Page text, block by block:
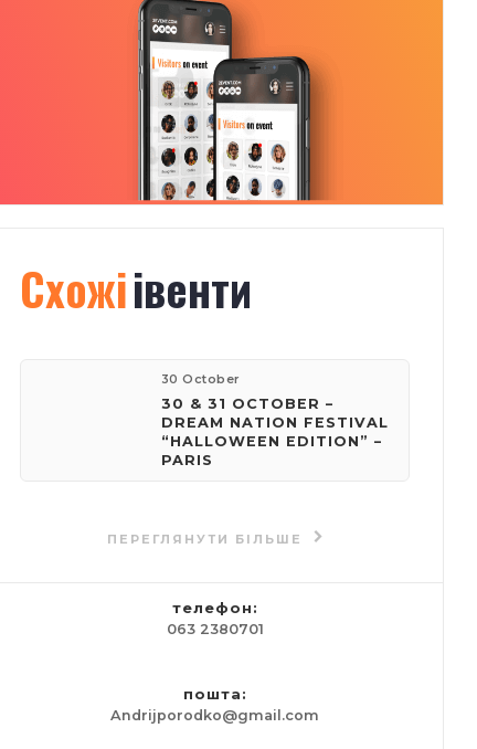
Organizerinfo
184
івентів
Lviv Film Center
телефон:
063 2380701
пошта:
Andrijporodko@gmail.com
Схожіівенти
30 October
30 & 31 OCTOBER –
DREAM NATION FESTIVAL
“HALLOWEEN EDITION” –
PARIS
ПЕРЕГЛЯНУТИ БІЛЬШЕ